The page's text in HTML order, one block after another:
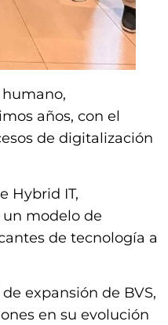
años, con el
de digitalización
Hybrid IT,
modelo de
de tecnología a
expansión de BVS,
en su evolución